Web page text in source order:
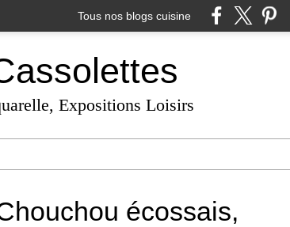
Tous nos blogs cuisine
Expositions Loisirs
écossais,